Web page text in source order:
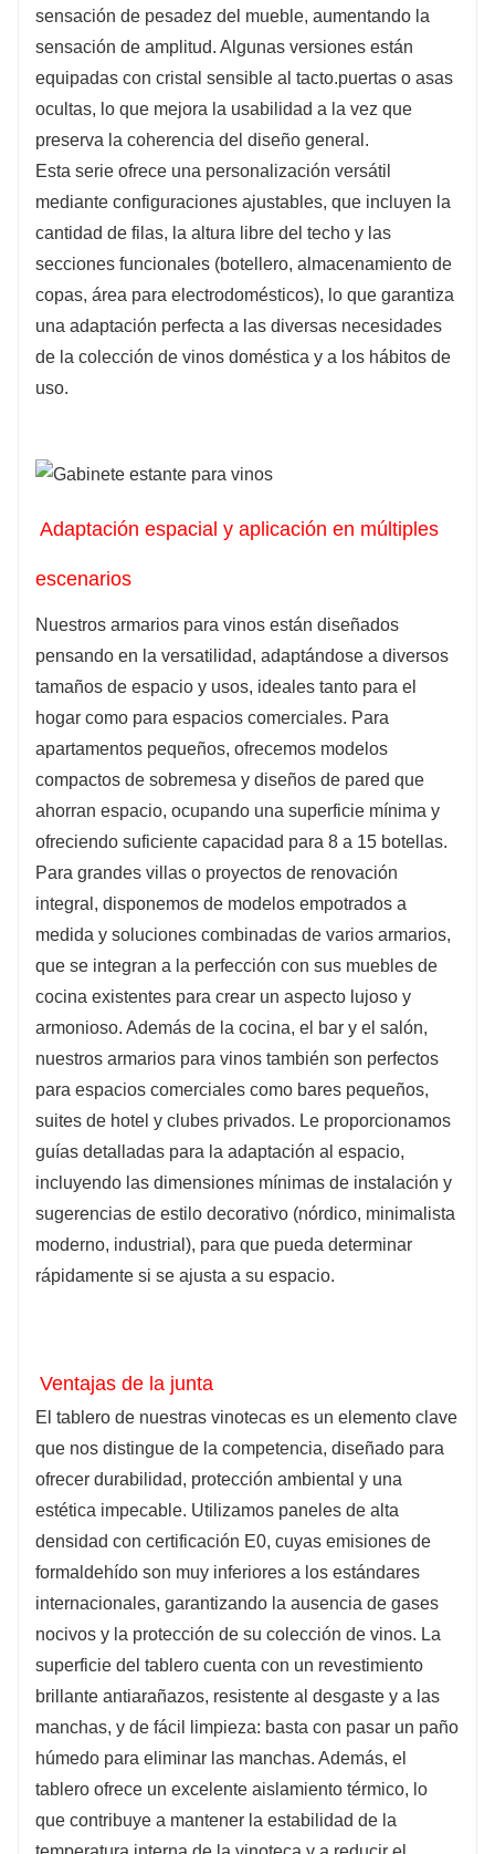
sensación de pesadez del mueble, aumentando la
sensación de amplitud. Algunas versiones están
equipadas con cristal sensible al tacto.puertas o asas
ocultas, lo que mejora la usabilidad a la vez que
preserva la coherencia del diseño general.
Esta serie ofrece una personalización versátil
mediante configuraciones ajustables, que incluyen la
cantidad de filas, la altura libre del techo y las
secciones funcionales (botellero, almacenamiento de
copas, área para electrodomésticos), lo que garantiza
una adaptación perfecta a las diversas necesidades
de la colección de vinos doméstica y a los hábitos de
uso.
Adaptación espacial y aplicación en múltiples
escenarios
Nuestros armarios para vinos están diseñados
pensando en la versatilidad, adaptándose a diversos
tamaños de espacio y usos, ideales tanto para el
hogar como para espacios comerciales. Para
apartamentos pequeños, ofrecemos modelos
compactos de sobremesa y diseños de pared que
ahorran espacio, ocupando una superficie mínima y
ofreciendo suficiente capacidad para 8 a 15 botellas.
Para grandes villas o proyectos de renovación
integral, disponemos de modelos empotrados a
medida y soluciones combinadas de varios armarios,
que se integran a la perfección con sus muebles de
cocina existentes para crear un aspecto lujoso y
armonioso. Además de la cocina, el bar y el salón,
nuestros armarios para vinos también son perfectos
para espacios comerciales como bares pequeños,
suites de hotel y clubes privados. Le proporcionamos
guías detalladas para la adaptación al espacio,
incluyendo las dimensiones mínimas de instalación y
sugerencias de estilo decorativo (nórdico, minimalista
moderno, industrial), para que pueda determinar
rápidamente si se ajusta a su espacio.
Ventajas de la junta
El tablero de nuestras vinotecas es un elemento clave
que nos distingue de la competencia, diseñado para
ofrecer durabilidad, protección ambiental y una
estética impecable. Utilizamos paneles de alta
densidad con certificación E0, cuyas emisiones de
formaldehído son muy inferiores a los estándares
internacionales, garantizando la ausencia de gases
nocivos y la protección de su colección de vinos. La
superficie del tablero cuenta con un revestimiento
brillante antiarañazos, resistente al desgaste y a las
manchas, y de fácil limpieza: basta con pasar un paño
húmedo para eliminar las manchas. Además, el
tablero ofrece un excelente aislamiento térmico, lo
que contribuye a mantener la estabilidad de la